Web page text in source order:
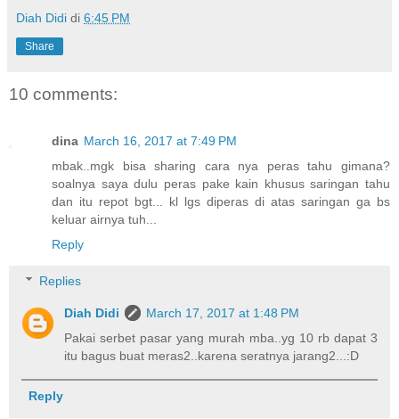
Diah Didi di 6:45 PM
Share
10 comments:
dina March 16, 2017 at 7:49 PM
mbak..mgk bisa sharing cara nya peras tahu gimana?
soalnya saya dulu peras pake kain khusus saringan tahu
dan itu repot bgt... kl lgs diperas di atas saringan ga bs
keluar airnya tuh...
Reply
Replies
Diah Didi
March 17, 2017 at 1:48 PM
Pakai serbet pasar yang murah mba..yg 10 rb dapat 3
itu bagus buat meras2..karena seratnya jarang2...:D
Reply